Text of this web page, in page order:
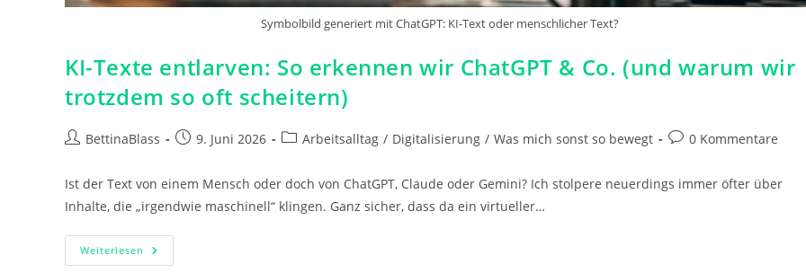
Symbolbild generiert mit ChatGPT: KI-Text oder menschlicher Text?
KI-Texte entlarven: So erkennen wir ChatGPT & Co. (und warum wir
trotzdem so oft scheitern)
Beitrags-
BettinaBlass
Beitrag9. Juni 2026
Beitrags-
Arbeitsalltag / Digitalisierung / Was mich sonst so bewegt
Beitrags-
0 Kommentare
Ist der Text von einem Mensch oder doch von ChatGPT, Claude oder Gemini? Ich stolpere neuerdings immer öfter über
Inhalte, die „irgendwie maschinell“ klingen. Ganz sicher, dass da ein virtueller…
Weiterlesen KI-
Texte